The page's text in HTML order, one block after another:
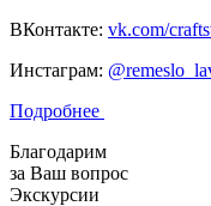
ВКонтакте: vk.com/
Инстаграм:
Подробнее
Благодарим
за Ваш вопрос
Экскурсии